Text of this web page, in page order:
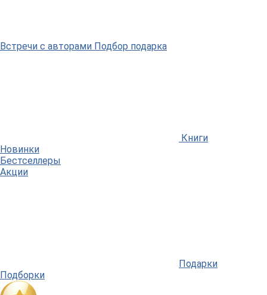
Встречи с авторами Подбор подарка
Книги
Новинки
Бестселлеры
Акции
Подарки
Подборки